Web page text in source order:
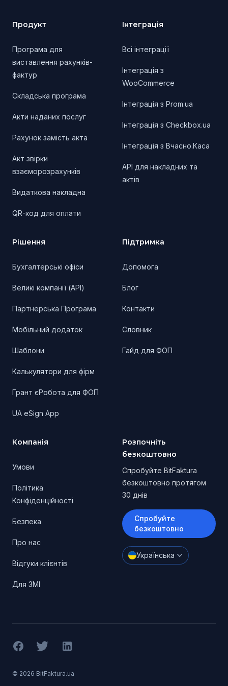
Продукт
Програма для
виставлення рахунків-
фактур
Складська програма
Акти наданих послуг
Рахунок замість акта
Акт звірки
взаєморозрахунків
Видаткова накладна
QR-код для оплати
Інтеграція
Всі інтеграції
Інтеграція з
WooCommerce
Інтеграція з Prom.ua
Інтеграція з Checkbox.ua
Інтеграція з Вчасно.Каса
API для накладних та
актів
Рішення
Бухгалтерські офіси
Великі компанії (API)
Партнерська Програма
Мобільний додаток
Шаблони
Калькулятори для фірм
Грант єРобота для ФОП
UA eSign App
Підтримка
Допомога
Блог
Контакти
Словник
Гайд для ФОП
Компанія
Умови
Політика
Конфіденційності
Безпека
Про нас
Відгуки клієнтів
Для ЗМІ
Розпочніть
безкоштовно
Спробуйте BitFaktura
безкоштовно протягом
30 днів
Спробуйте
безкоштовно
Українська
FacebookX (Twitter)LinkedIn
© 2026 BitFaktura.ua